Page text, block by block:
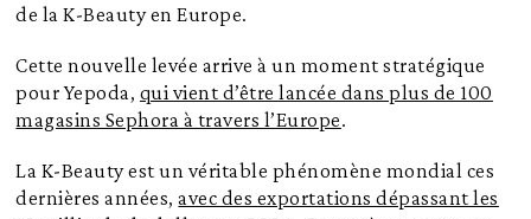
de la K-Beauty en Europe.
Cette nouvelle levée arrive à un moment stratégique
pour Yepoda, qui vient d’être lancée dans plus de 100
magasins Sephora à travers l’Europe.
La K-Beauty est un véritable phénomène mondial ces
dernières années,avec des exportations dépassant les